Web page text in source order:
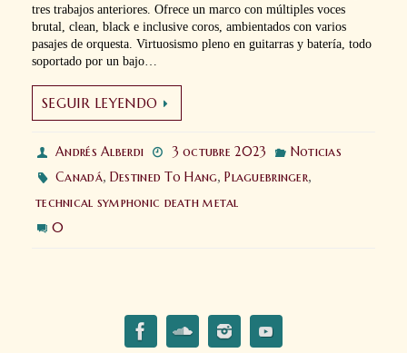
tres trabajos anteriores. Ofrece un marco con múltiples voces
brutal, clean, black e inclusive coros, ambientados con varios
pasajes de orquesta. Virtuosismo pleno en guitarras y batería, todo
soportado por un bajo…
SEGUIR LEYENDO
Andrés Alberdi 3 octubre 2023
Noticias
Canadá, Destined To Hang,Plaguebringer,
technical symphonic death metal
0